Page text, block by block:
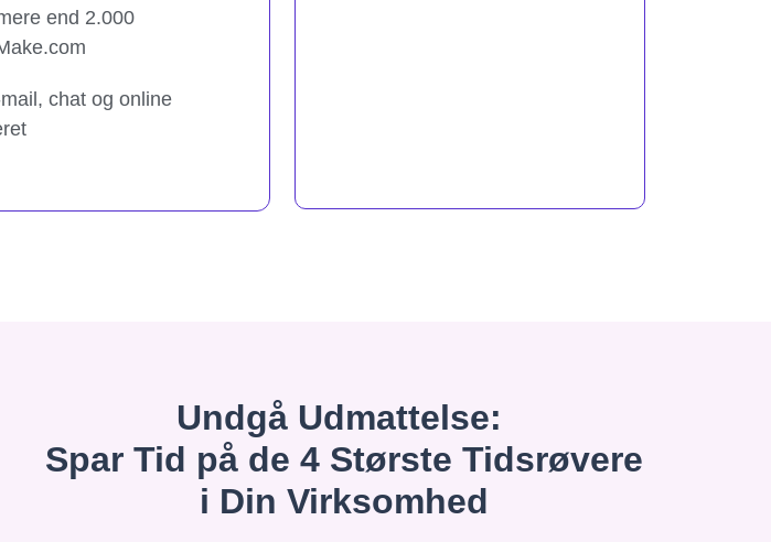
end 2.000
chat og online
Undgå Udmattelse:
Spar Tid på de 4 Største Tidsrøvere
i Din Virksomhed